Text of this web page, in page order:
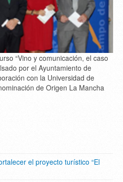
“Vino y comunicación, el caso
por el Ayuntamiento de
con la Universidad de
de Origen La Mancha
el proyecto turístico “El